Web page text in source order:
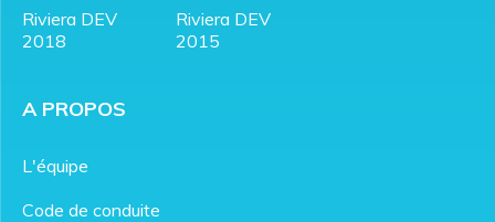
Riviera DEV
2018
Riviera DEV
2015
A PROPOS
L'équipe
Code de conduite